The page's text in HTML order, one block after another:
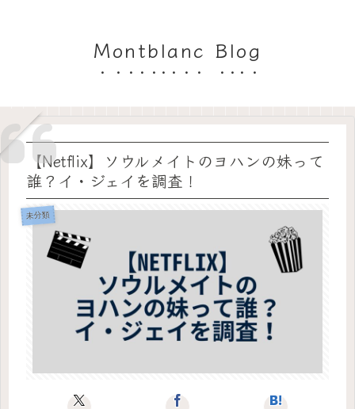
Montblanc Blog
【Netflix】ソウルメイトのヨハンの妹って
誰？イ・ジェイを調査！
未分類